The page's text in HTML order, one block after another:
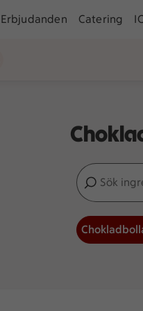
Erbjudanden Catering
Sök
Inga förslag